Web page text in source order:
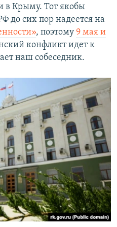
в Крыму. Тот якобы
до сих пор надеется на
, поэтому 9 мая и
конфликт идет к
наш собеседник.